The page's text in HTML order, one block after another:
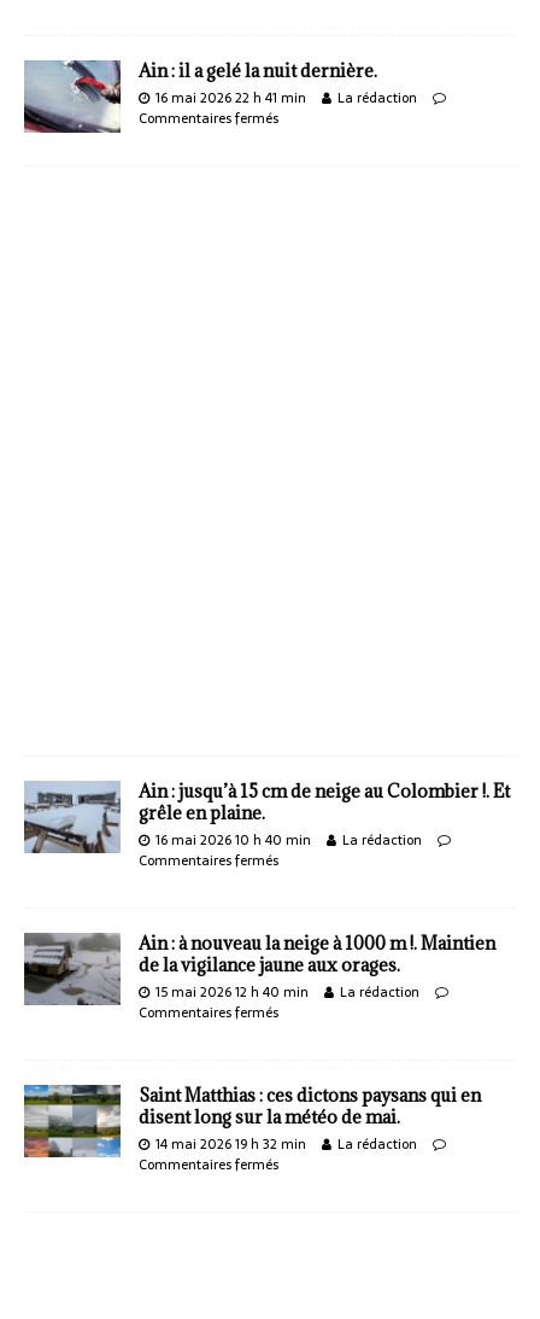
Ain : il a gelé la nuit dernière.
16 mai 2026 22 h 41 min
La rédaction
Commentaires fermés
Ain : jusqu’à 15 cm de neige au Colombier !. Et
grêle en plaine.
16 mai 2026 10 h 40 min
La rédaction
Commentaires fermés
Ain : à nouveau la neige à 1000 m !. Maintien
de la vigilance jaune aux orages.
15 mai 2026 12 h 40 min
La rédaction
Commentaires fermés
Saint Matthias : ces dictons paysans qui en
disent long sur la météo de mai.
14 mai 2026 19 h 32 min
La rédaction
Commentaires fermés